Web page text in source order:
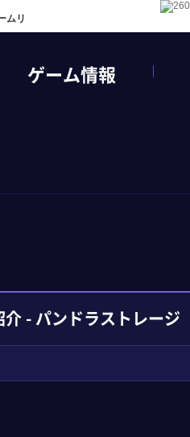
ムリ
ゲーム情報
介 - パンドラストレージ